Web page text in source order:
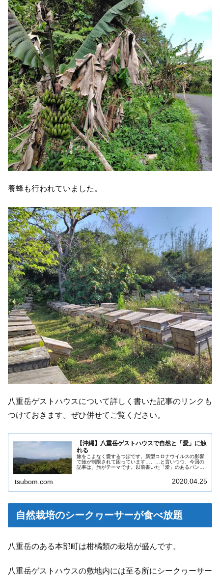
養蜂も行われていました。
八重岳ゲストハウスについて詳しく書いた記事のリンクも
つけておきます。ぜひ併せてご覧ください。
【沖縄】八重岳ゲストハウスで自然と「愛」に触
れる
旅をこよなく愛するつぼです。新型コロナウイルスの影響
で旅が制限されて困っています…。…と言いつつ、今回の
記事は、旅がテーマです。以前書いた「愛」のあるパン屋
tsubom.com 2020.04.25
自然栽培のシークヮーサーが食べ放題
八重岳のある本部町は柑橘類の栽培が盛んです。
八重岳ゲストハウスの敷地内には至る所にシークヮーサー